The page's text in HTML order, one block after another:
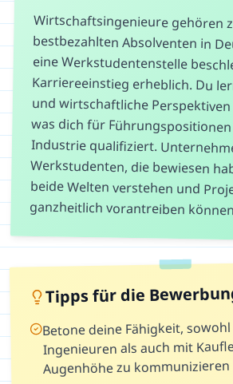
Wirtschaftsingenieure gehören
bestbezahlten Absolventen in
eine Werkstudentenstelle
Karriereeinstieg erheblich. Du lernst,
und wirtschaftliche Perspektiven zu
was dich für
Industrie qualifiziert. Unternehmen
Werkstudenten, die bewiesen haben,
beide Welten verstehen und
ganzheitlich vorantreiben
Tipps für die
Betone deine Fähigkeit,
Ingenieuren als auch mit
Augenhöhe zu kommunizieren